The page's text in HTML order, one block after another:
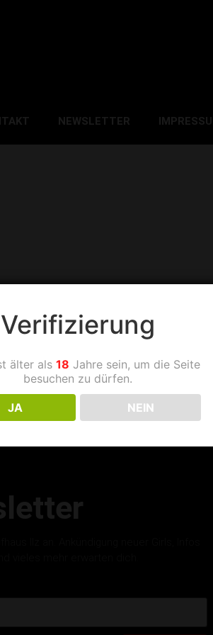
NEWSLETTER
Verifizierung
älter als 18 Jahre sein, um die Seite
besuchen zu dürfen.
JA NEIN